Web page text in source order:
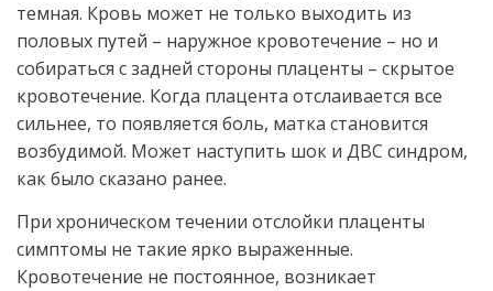
темная. Кровь может не только выходить из
половых путей – наружное кровотечение – но и
собираться с задней стороны плаценты – скрытое
кровотечение. Когда плацента отслаивается все
сильнее, то появляется боль, матка становится
возбудимой. Может наступить шок и ДВС синдром,
как было сказано ранее.
При хроническом течении отслойки плаценты
симптомы не такие ярко выраженные.
Кровотечение не постоянное, возникает